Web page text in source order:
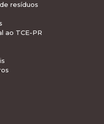
resíduos
ao TCE-PR